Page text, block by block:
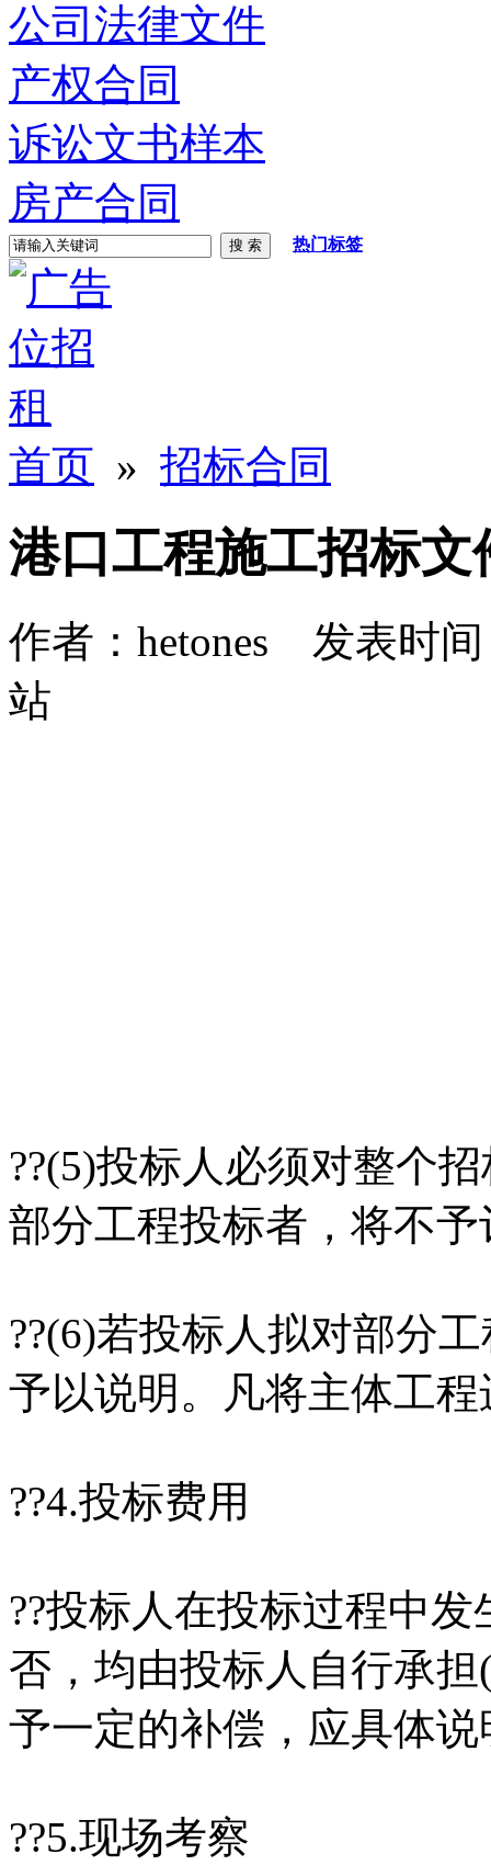
公司法律文件
产权合同
诉讼文书样本
房产合同
热门标签
首页 » 招标合同
港口工程施工招标文
作者：hetones 发表时
站
??(5)投标人必须对整个
部分工程投标者，将不予
??(6)若投标人拟对部分
予以说明。凡将主体工
??4.投标费用
??投标人在投标过程中
否，均由投标人自行承
予一定的补偿，应具体说
??5.现场考察